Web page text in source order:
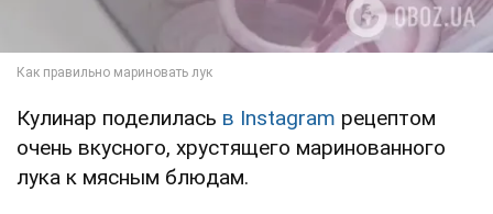
Кулинар поделилась в Instagram рецептом
очень вкусного, хрустящего маринованного
лука к мясным блюдам.